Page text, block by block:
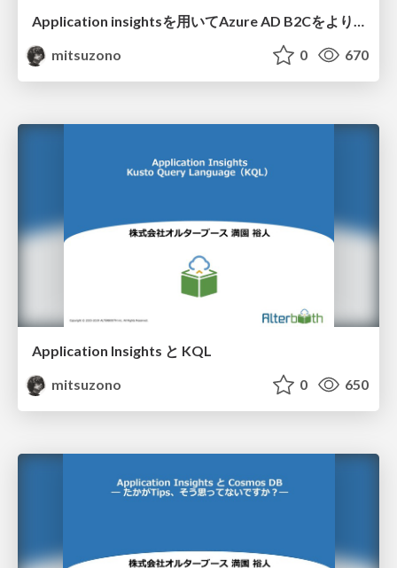
Application insightsを用いてAzure AD B2Cをより使いこなす
mitsuzono
0 670
Application Insights と KQL
mitsuzono
0 650